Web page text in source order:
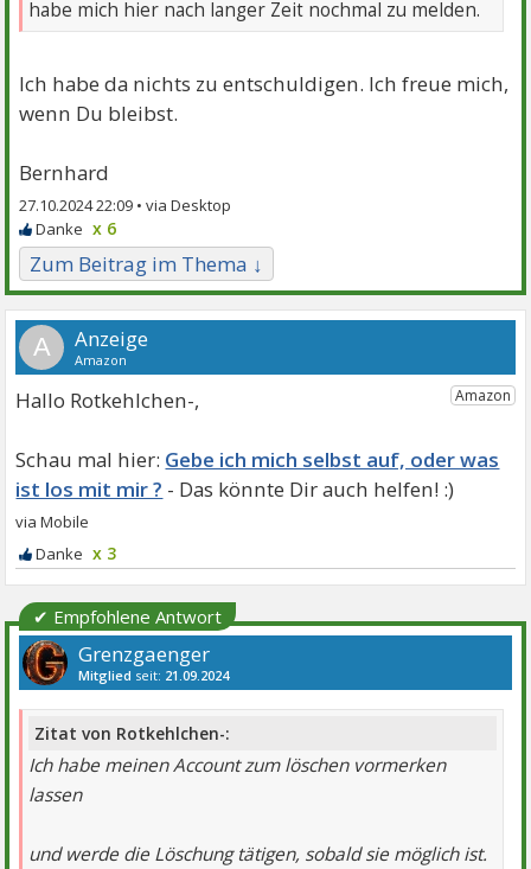
habe mich hier nach langer Zeit nochmal zu melden.
Ich habe da nichts zu entschuldigen. Ich freue mich,
wenn Du bleibst.
Bernhard
27.10.2024 22:09 •
x 6
Zum Beitrag im Thema ↓
A
Hallo Rotkehlchen-,
Gebe ich mich selbst auf, oder was
ist los mit mir ?
x 3
✔ Empfohlene Antwort
Grenzgaenger
Mitglied seit: 21.09.2024
Zitat von Rotkehlchen-:
Ich habe meinen Account zum löschen vormerken
lassen
und werde die Löschung tätigen, sobald sie möglich ist.